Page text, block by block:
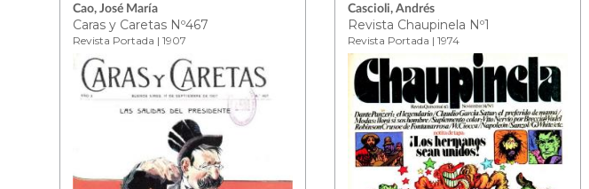
Cao, José María
Caras y Caretas Nº467
Revista Portada | 1907
Cascioli, Andrés
Revista Chaupinela Nº1
Revista Portada | 1974